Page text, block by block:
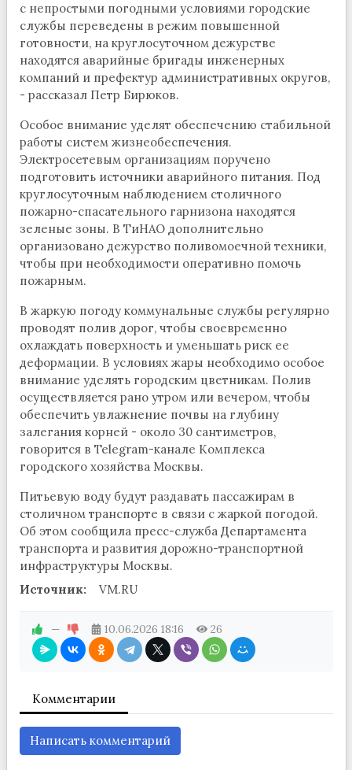
с непростыми погодными условиями городские
службы переведены в режим повышенной
готовности, на круглосуточном дежурстве
находятся аварийные бригады инженерных
компаний и префектур административных округов,
- рассказал Петр Бирюков.
Особое внимание уделят обеспечению стабильной
работы систем жизнеобеспечения.
Электросетевым организациям поручено
подготовить источники аварийного питания. Под
круглосуточным наблюдением столичного
пожарно-спасательного гарнизона находятся
зеленые зоны. В ТиНАО дополнительно
организовано дежурство поливомоечной техники,
чтобы при необходимости оперативно помочь
пожарным.
В жаркую погоду коммунальные службы регулярно
проводят полив дорог, чтобы своевременно
охлаждать поверхность и уменьшать риск ее
деформации. В условиях жары необходимо особое
внимание уделять городским цветникам. Полив
осуществляется рано утром или вечером, чтобы
обеспечить увлажнение почвы на глубину
залегания корней - около 30 сантиметров,
говорится в Telegram-канале Комплекса
городского хозяйства Москвы.
Питьевую воду будут раздавать пассажирам в
столичном транспорте в связи с жаркой погодой.
Об этом сообщила пресс-служба Департамента
транспорта и развития дорожно-транспортной
инфраструктуры Москвы.
Источник:
VM.RU
— 10.06.2026 18:16 26
Комментарии
Написать комментарий